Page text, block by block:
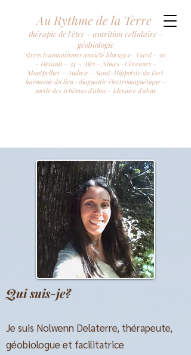
Au Rythme de la Terre
thérapie de l'être - nutrition cellulaire -
géobiologie
stress traumatismes anxiété blocages- Gard - 30
- Hérault - 34 - Alès - Nîmes -Cévennes -
Montpellier - Anduze - Saint-Hippolyte du Fort
harmonie du lieu -diagnostic électromagnétique -
sortir des schémas d'abus - blessure d'abus
Qui suis-je?
Je suis Nolwenn Delaterre, thérapeute,
géobiologue et facilitatrice